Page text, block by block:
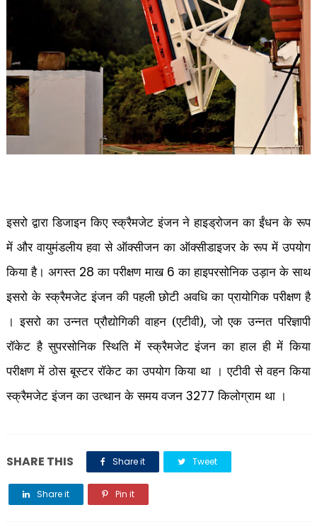
इसरो द्वारा डिजाइन किए स्क्रैमजेट इंजन ने हाइड्रोजन का ईंधन के रूप
में और वायुमंडलीय हवा से ऑक्सीजन का ऑक्सीडाइजर के रूप में उपयोग
किया है। अगस्त 28 का परीक्षण माख 6 का हाइपरसोनिक उड़ान के साथ
इसरो के स्क्रैमजेट इंजन की पहली छोटी अवधि का प्रायोगिक परीक्षण है
। इसरो का उन्नत प्रौद्योगिकी वाहन (एटीवी),जो एक उन्नत परिज्ञापी
रॉकेट है सुपरसोनिक स्थिति में स्क्रैमजेट इंजन का हाल ही में किया
परीक्षण में ठोस बूस्टर रॉकेट का उपयोग किया था । एटीवी से वहन किया
स्क्रैमजेट इंजन का उत्थान के समय वजन 3277 किलोग्राम था ।
SHARE THIS Share it Tweet
Share it Pin it